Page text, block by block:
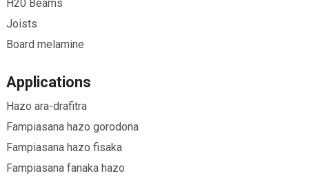
H20 Beams
Joists
Board melamine
Applications
Hazo ara-drafitra
Fampiasana hazo gorodona
Fampiasana hazo fisaka
Fampiasana fanaka hazo